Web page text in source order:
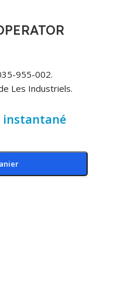
955-002.
Les Industriels.
instantané